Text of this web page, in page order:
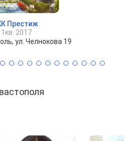
Престиж
1кв. 2017
ул. Челнокова 19